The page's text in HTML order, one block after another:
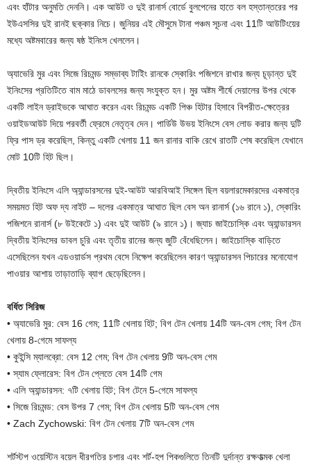
এবং হাঁটার অনুমতি দেননি। এক আউট ও দুই রানার্স বোর্ডে বুলপেনের হাতে বল হস্তান্তরের পর
ইউএসসির দুই রানই ছক্কার নিচে। জুনিয়র এই মৌসুমে টানা পঞ্চম সূচনা এবং 11টি আউটিংয়ের
মধ্যে অষ্টমবারের জন্য ষষ্ঠ ইনিংস খেললেন।
অ্যাভেরি মুর এবং সিজে রিচমন্ড সম্ভাব্য টাইিং রানকে স্কোরিং পজিশনে রাখার জন্য চূড়ান্ত দুই
ইনিংসের প্রতিটিতে বাম মাঠে ডাবলসের জন্য সংযুক্ত হন। মুর অষ্টম শীর্ষে দেয়ালের উপর থেকে
একটি লাইন ড্রাইভকে আঘাত করেন এবং রিচমন্ড একটি পিঞ্চ হিটার হিসাবে বিপরীত-ক্ষেত্রের
ওয়াইডআউট দিয়ে পরবর্তী ফ্রেমে নেতৃত্ব দেন। পার্ডিউ উভয় ইনিংসে বেস লোড করার জন্য দুটি
ফ্রি পাস ড্র করেছিল, কিন্তু একটি খেলায় 11 জন রানার বাকি রেখে রাতটি শেষ করেছিল যেখানে
মোট 10টি হিট ছিল।
দ্বিতীয় ইনিংসে এলি অ্যান্ডারসনের দুই-আউট আরবিআই সিঙ্গেল ছিল বয়লারমেকারদের একমাত্র
সময়মত হিট অফ দ্য নাইট – দলের একমাত্র আঘাত ছিল বেস অন রানার্স (১৬ রানে ১), স্কোরিং
পজিশনে রানার্স (৮ উইকেটে ১) এবং দুই আউট (৯ রানে ১)। জ্যাচ জাইচোস্কি এবং অ্যান্ডারসন
দ্বিতীয় ইনিংসের ডাবল চুরি এবং তৃতীয় রানের জন্য জুটি বেঁধেছিলেন। জাইচোস্কি বাড়িতে
এসেছিলেন যখন এডওয়ার্ডস প্রথম বেসে নিক্ষেপ করেছিলেন কারণ অ্যান্ডারসন পিচারের মনোযোগ
পাওয়ার আশায় তাড়াতাড়ি ব্যাগ ছেড়েছিলেন।
বর্ধিত সিরিজ
• অ্যাভেরি মুর: বেস 16 গেম; 11টি খেলায় হিট; বিগ টেন খেলায় 14টি অন-বেস গেম; বিগ টেন
খেলায় 8-গেমে সাফল্য
• কুইন্সি ম্যালব্রো: বেস 12 গেম; বিগ টেন খেলায় 9টি অন-বেস গেম
• স্যাম ফ্লোরেস: বিগ টেন প্লেতে বেস 14টি গেম
• এলি অ্যান্ডারসন: ৭টি খেলায় হিট; বিগ টেনে 5-গেমে সাফল্য
• সিজে রিচমন্ড: বেস উপর 7 গেম; বিগ টেন খেলায় 5টি অন-বেস গেম
• Zach Zychowski: বিগ টেন খেলায় 7টি অন-বেস গেম
শর্টস্টপ ওয়েস্টিন বয়েল ধীরগতির চপার এবং শর্ট-হপ পিকগুলিতে তিনটি দুর্দান্ত রক্ষণাত্মক খেলা